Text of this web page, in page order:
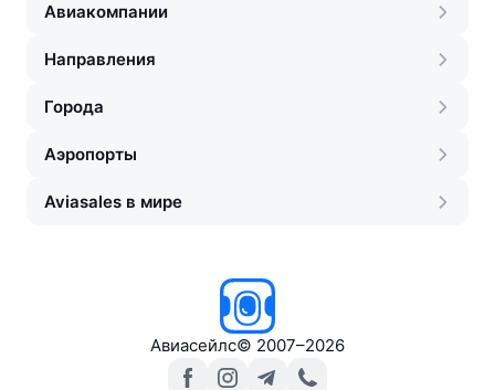
Авиакомпании
Направления
Города
Аэропорты
Aviasales в мире
Авиасейлс© 2007–2026